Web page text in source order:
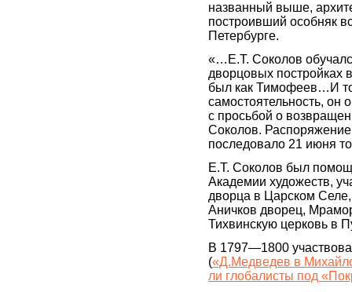
названный выше,
построивший особняк
Петербурге.
«…Е.Т. Соколов
дворцовых постройках
был как Тимофеев…И
самостоятельность,
с просьбой о
Соколов.
последовало 21 июня
Е.Т. Соколов был
Академии художеств,
дворца в Царском
Аничков дворец,
Тихвинскую церковь в
В 1797—1800
(«Д.Медведев в
ли глобалисты под